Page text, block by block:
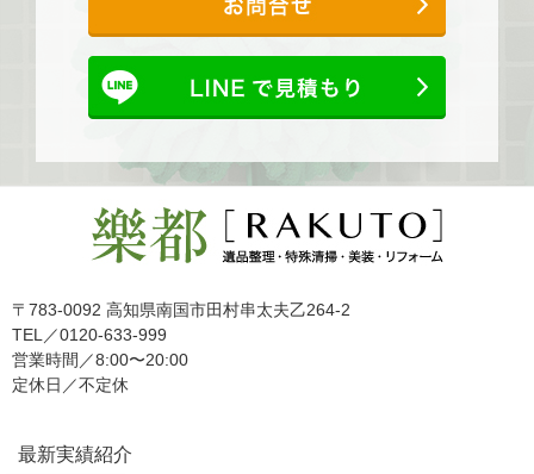
〒783-0092 高知県南国市田村串太夫乙264-2
TEL／0120-633-999
営業時間／8:00〜20:00
定休日／不定休
最新実績紹介